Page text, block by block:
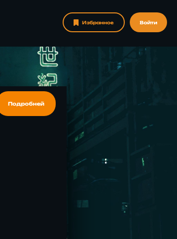
Избранное Войти
Подробней